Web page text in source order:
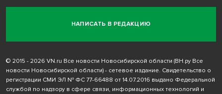
НАПИСАТЬ В РЕДАКЦИЮ
© 2015 - 2026 VN.ru Все новости Новосибирской области (ВН.ру Все
новости Новосибирской области) - сетевое издание. Свидетельство о
регистрации СМИ ЭЛ № ФС 77-66488 от 14.07.2016 выдано Федеральной
службой по надзору в сфере связи, информационных технологий и